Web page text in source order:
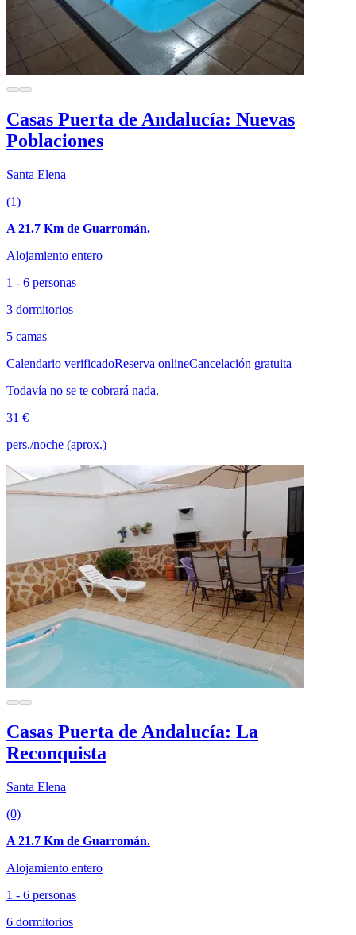
Casas Puerta de Andalucía: Nuevas
Poblaciones
Santa Elena
(1)
A 21.7 Km de Guarromán.
Alojamiento entero
1 - 6 personas
3 dormitorios
5 camas
Calendario verificadoReserva onlineCancelación gratuita
Todavía no se te cobrará nada.
31 €
pers./noche (aprox.)
Casas Puerta de Andalucía: La
Reconquista
Santa Elena
(0)
A 21.7 Km de Guarromán.
Alojamiento entero
1 - 6 personas
6 dormitorios